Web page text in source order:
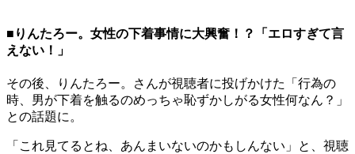
■りんたろー。女性の下着事情に大興奮！？「エロすぎて言
えない！」
その後、りんたろー。さんが視聴者に投げかけた「行為の
時、男が下着を触るのめっちゃ恥ずかしがる女性何なん？」
との話題に。
「これ見てるとね、あんまいないのかもしんない」と、視聴